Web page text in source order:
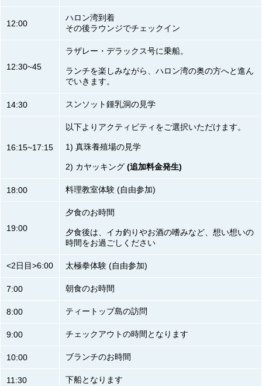
12:00
ハロン湾到着
その後ラウンジでチェックイン
12:30~45
ラザレー・デラックス号に乗船。
ランチを楽しみながら、ハロン湾の奥の方へと進ん
でいきます。
14:30 スンソット鍾乳洞の見学
16:15~17:15
以下よりアクティビティをご選択いただけます。
1) 真珠養殖場の見学
2) カヤッキング (追加料金発生)
18:00 料理教室体験 (自由参加)
19:00
夕食のお時間
夕食後は、イカ釣りやお酒の嗜みなど、想い想いの
時間をお過ごしください
<2日目>6:00 太極拳体験 (自由参加)
7:00 朝食のお時間
8:00 ティートップ島の訪問
9:00 チェックアウトの時間となります
10:00 ブランチのお時間
11:30 下船となります